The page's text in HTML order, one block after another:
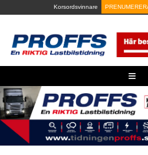
to
Korsordsvinnare
≡